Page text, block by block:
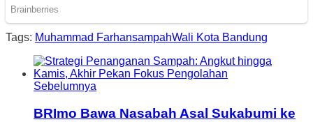
Tags: Muhammad FarhansampahWali Kota Bandung
Sebelumnya
BRImo Bawa Nasabah Asal Sukabumi ke